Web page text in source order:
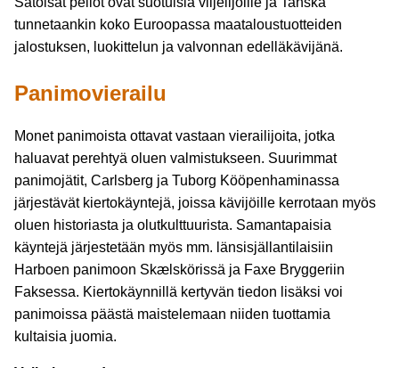
tunnetaankin koko Euroopassa maataloustuotteiden
jalostuksen, luokittelun ja valvonnan edelläkävijänä.
Panimovierailu
Monet panimoista ottavat vastaan vierailijoita, jotka
haluavat perehtyä oluen valmistukseen. Suurimmat
panimojätit, Carlsberg ja Tuborg Kööpenhaminassa
järjestävät kiertokäyntejä, joissa kävijöille kerrotaan myös
oluen historiasta ja olutkulttuurista. Samantapaisia
käyntejä järjestetään myös mm. länsisjällantilaisiin
Harboen panimoon Skælskörissä ja Faxe Bryggeriin
Faksessa. Kiertokäynnillä kertyvän tiedon lisäksi voi
panimoissa päästä maistelemaan niiden tuottamia
kultaisia juomia.